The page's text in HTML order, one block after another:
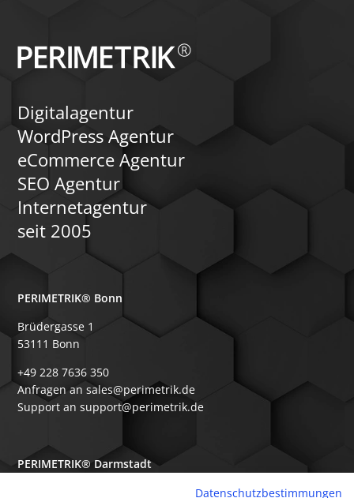
Digitalagentur
WordPress Agentur
eCommerce Agentur
SEO Agentur
Internetagentur
seit 2005
PERIMETRIK® Bonn
Brüdergasse 1
53111 Bonn
+49 228 7636 350
Anfragen an sales@perimetrik.de
Support an support@perimetrik.de
PERIMETRIK® Darmstadt
Datenschutzbestimmungen